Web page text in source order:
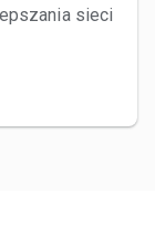
sieci